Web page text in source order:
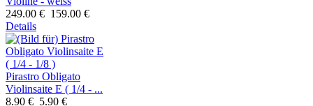
249.00 € 159.00 €
Details
Pirastro Obligato
Violinsaite E ( 1/4 - ...
8.90 € 5.90 €